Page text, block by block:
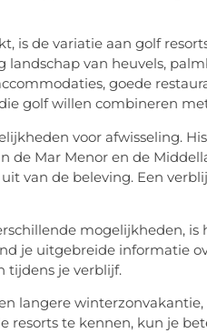
is de variatie aan golf
van heuvels,
goede
golf willen combineren
voor afwisseling.
de Mar Menor en de
van de beleving. Een
mogelijkheden,
je uitgebreide informatie
tijdens je verblijf.
langere
resorts te kennen, kun je